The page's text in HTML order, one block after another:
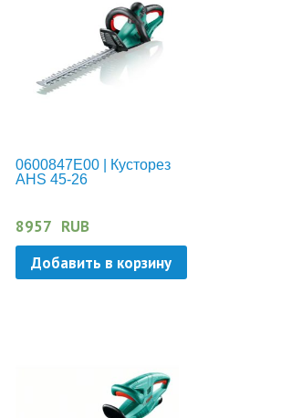
0600847E00 | Кусторез
AHS 45-26
8957 RUB
Добавить в корзину